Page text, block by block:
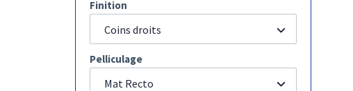
Finition
Coins droits
Pelliculage
Mat Recto